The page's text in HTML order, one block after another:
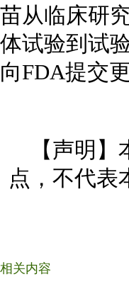
苗从临床研
体试验到试
向FDA提交
【声明
点，不代表
相关内容